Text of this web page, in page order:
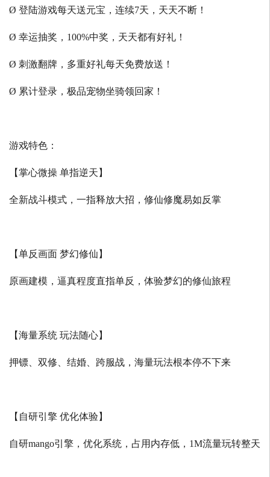
Ø 登陆游戏每天送元宝，连续7天，天天不断！
Ø 幸运抽奖，100%中奖，天天都有好礼！
Ø 刺激翻牌，多重好礼每天免费放送！
Ø 累计登录，极品宠物坐骑领回家！
游戏特色：
【掌心微操 单指逆天】
全新战斗模式，一指释放大招，修仙修魔易如反掌
【单反画面 梦幻修仙】
原画建模，逼真程度直指单反，体验梦幻的修仙旅程
【海量系统 玩法随心】
押镖、双修、结婚、跨服战，海量玩法根本停不下来
【自研引擎 优化体验】
自研mango引擎，优化系统，占用内存低， 1M流量玩转整天